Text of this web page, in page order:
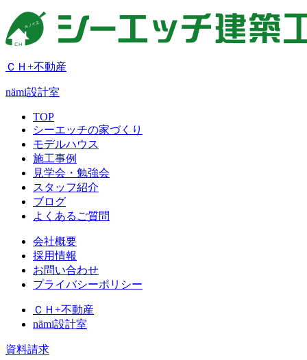
ＣＨ+不動産
nämi設計室
TOP
シーエッチの家づくり
モデルハウス
施工事例
見学会・勉強会
スタッフ紹介
ブログ
よくあるご質問
会社概要
採用情報
お問い合わせ
プライバシーポリシー
ＣＨ+不動産
nämi設計室
資料請求